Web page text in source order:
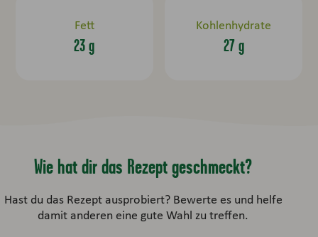
Fett
23 g
Kohlenhydrate
27 g
Wie hat dir das Rezept geschmeckt?
Hast du das Rezept ausprobiert? Bewerte es und helfe
damit anderen eine gute Wahl zu treffen.